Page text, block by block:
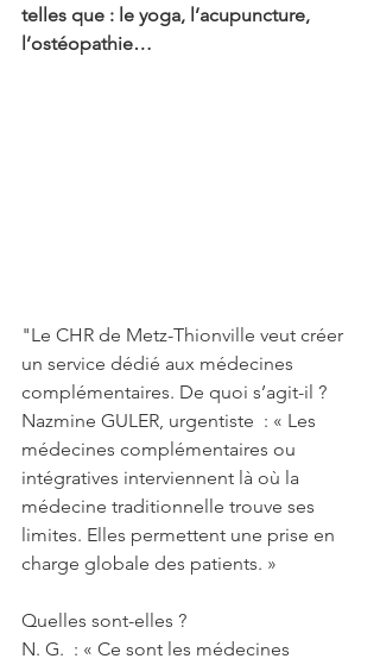
telles que : le yoga, l’acupuncture,
l’ostéopathie…
"Le CHR de Metz-Thionville veut créer
un service dédié aux médecines
complémentaires. De quoi s’agit-il ?
Nazmine GULER, urgentiste  : « Les
médecines complémentaires ou
intégratives interviennent là où la
médecine traditionnelle trouve ses
limites. Elles permettent une prise en
charge globale des patients. »
Quelles sont-elles ?
N. G.  : « Ce sont les médecines